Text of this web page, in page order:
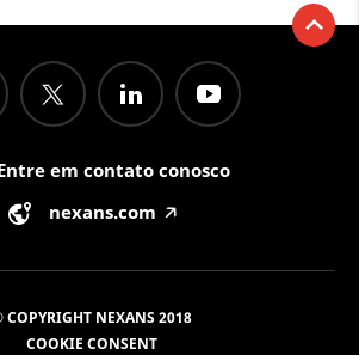
em contato conosco
nexans.com 🡥
COPYRIGHT NEXANS 2018
COOKIE CONSENT